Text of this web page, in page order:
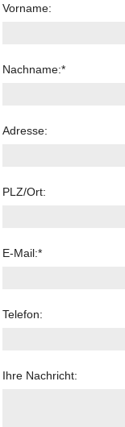
Vorname:
Nachname:*
Adresse:
PLZ/Ort:
E-Mail:*
Telefon:
Ihre Nachricht: